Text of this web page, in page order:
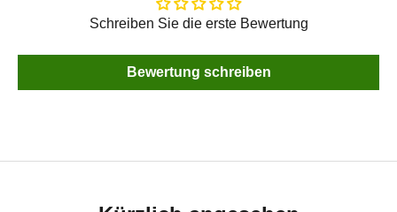
Schreiben Sie die erste Bewertung
Bewertung schreiben